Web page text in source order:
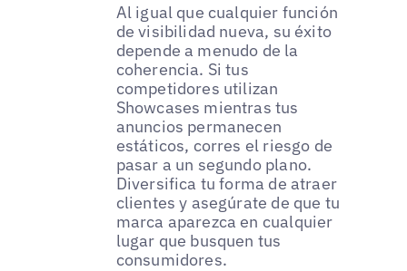
Al igual que cualquier función
de visibilidad nueva, su éxito
depende a menudo de la
coherencia. Si tus
competidores utilizan
Showcases mientras tus
anuncios permanecen
estáticos, corres el riesgo de
pasar a un segundo plano.
Diversifica tu forma de atraer
clientes y asegúrate de que tu
marca aparezca en cualquier
lugar que busquen tus
consumidores.